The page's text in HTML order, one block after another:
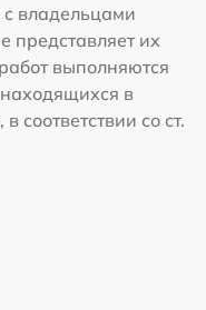
владельцами
представляет их
выполняются
в
соответствии со ст.